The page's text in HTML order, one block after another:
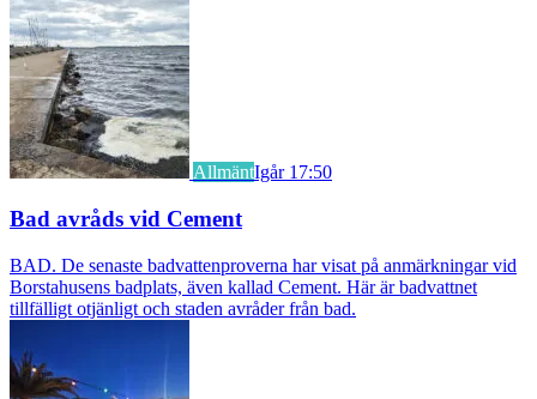
AllmäntIgår 17:50
Bad avråds vid Cement
BAD. De senaste badvattenproverna har visat på anmärkningar vid
Borstahusens badplats, även kallad Cement. Här är badvattnet
tillfälligt otjänligt och staden avråder från bad.